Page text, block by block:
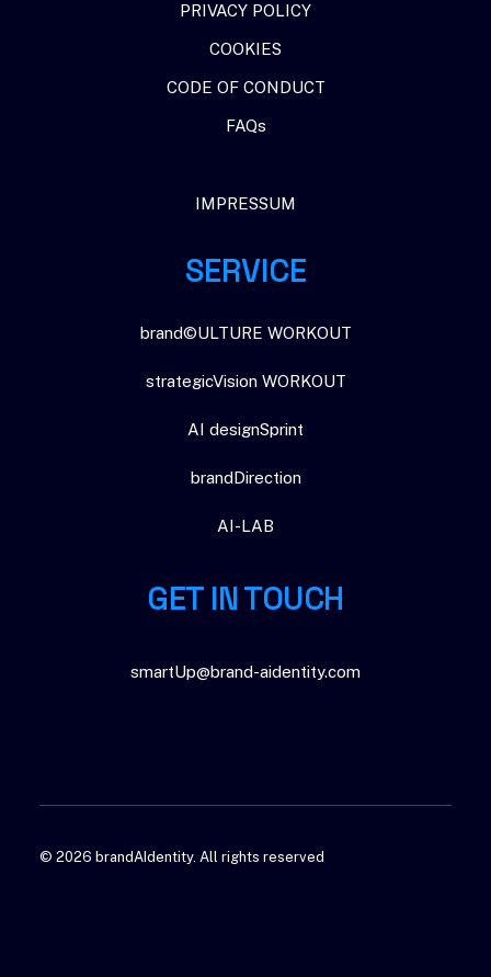
PRIVACY POLICY
COOKIES
CODE OF CONDUCT
FAQs
IMPRESSUM
SERVICE
brand©ULTURE WORKOUT
strategicVision WORKOUT
AI designSprint
brandDirection
AI-LAB
GET IN TOUCH
smartUp@brand-aidentity.com
© 2026 brandAIdentity. All rights reserved